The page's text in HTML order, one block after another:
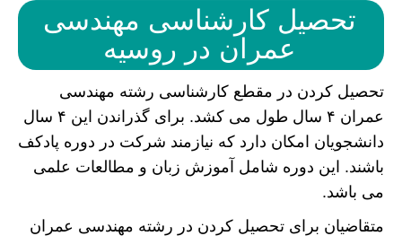
تحصیل کارشناسی مهندسی
عمران در روسیه
تحصیل کردن در مقطع کارشناسی رشته مهندسی
عمران ۴ سال طول می کشد. برای گذراندن این ۴ سال
دانشجویان امکان دارد که نیازمند شرکت در دوره پادکف
باشند. این دوره شامل آموزش زبان و مطالعات علمی
می باشد.
متقاضیان برای تحصیل کردن در رشته مهندسی عمران